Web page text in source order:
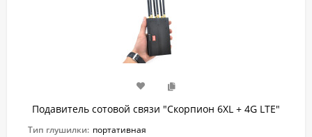
Подавитель сотовой связи "Скорпион 6XL + 4G LTE"
Тип глушилки: портативная